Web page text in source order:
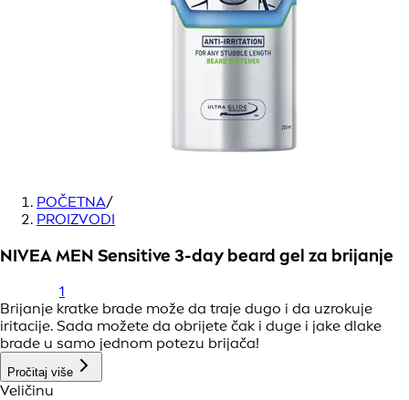
POČETNA/
PROIZVODI
NIVEA MEN Sensitive 3-day beard gel za brijanje
1
Brijanje kratke brade može da traje dugo i da uzrokuje
iritacije. Sada možete da obrijete čak i duge i jake dlake
brade u samo jednom potezu brijača!
Pročitaj više
Veličinu